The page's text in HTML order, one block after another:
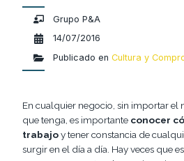
Grupo P&A
14/07/2016
Publicado en Cultura y
En cualquier negocio, sin importar el
que tenga, es importante conocer
trabajoy tener constancia de
surgir en el día a día. Hay veces que